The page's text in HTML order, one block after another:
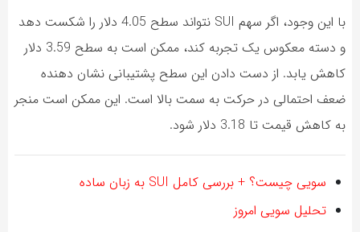
با این وجود، اگر سهم SUI نتواند سطح 4.05 دلار را شکست دهد
و دسته معکوس یک تجربه کند، ممکن است به سطح 3.59 دلار
کاهش یابد. از دست دادن این سطح پشتیبانی نشان دهنده
ضعف احتمالی در حرکت به سمت بالا است. این ممکن است منجر
به کاهش قیمت تا 3.18 دلار شود.
سویی چیست؟ + بررسی کامل SUI به زبان ساده
تحلیل سویی امروز